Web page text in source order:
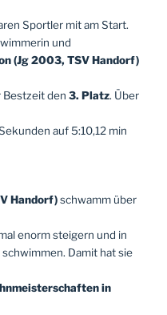
Sportler mit am Start.
und
(Jg 2003, TSV Handorf)
Bestzeit den 3. Platz. Über
auf 5:10,12 min
Handorf)schwamm über
enorm steigern und in
schwimmen. Damit hat sie
in